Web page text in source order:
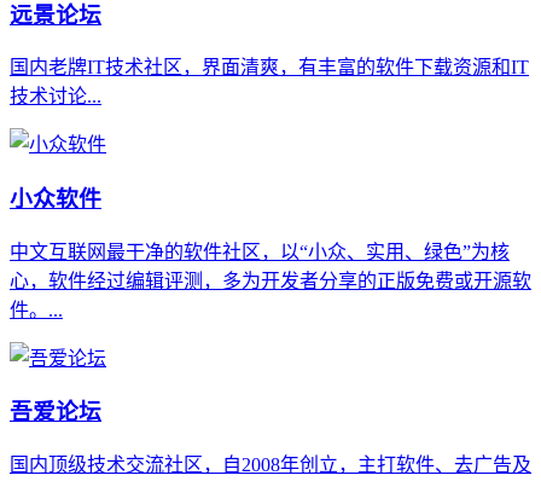
远景论坛
国内老牌IT技术社区，界面清爽，有丰富的软件下载资源和IT
技术讨论...
小众软件
中文互联网最干净的软件社区，以“小众、实用、绿色”为核
心，软件经过编辑评测，多为开发者分享的正版免费或开源软
件。...
吾爱论坛
国内顶级技术交流社区，自2008年创立，主打软件、去广告及